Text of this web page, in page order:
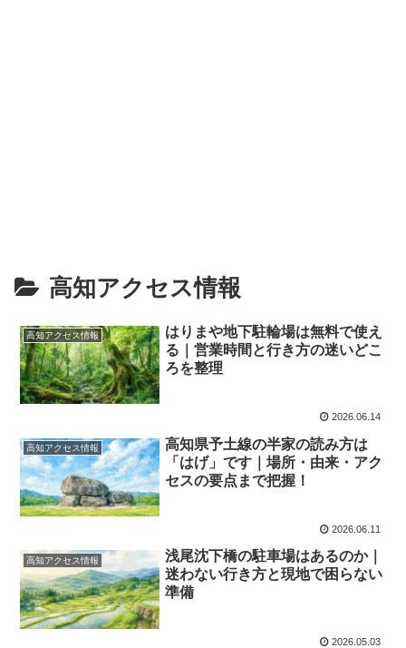
高知アクセス情報
高知アクセス情報
はりまや地下駐輪場は無料で使え
る｜営業時間と行き方の迷いどこ
ろを整理
2026.06.14
高知アクセス情報
高知県予土線の半家の読み方は
「はげ」です｜場所・由来・アク
セスの要点まで把握！
2026.06.11
高知アクセス情報
浅尾沈下橋の駐車場はあるのか｜
迷わない行き方と現地で困らない
準備
2026.05.03